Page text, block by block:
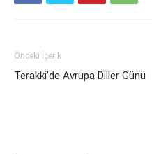
Önceki İçerik
Terakki’de Avrupa Diller Günü